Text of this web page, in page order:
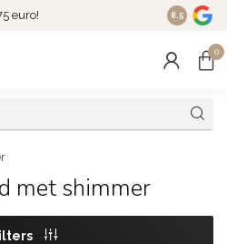
euro! Dé
8.5
0
met shimmer